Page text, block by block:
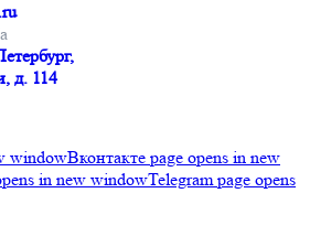
д. 114
windowВконтакте page opens in new
in new windowTelegram page opens